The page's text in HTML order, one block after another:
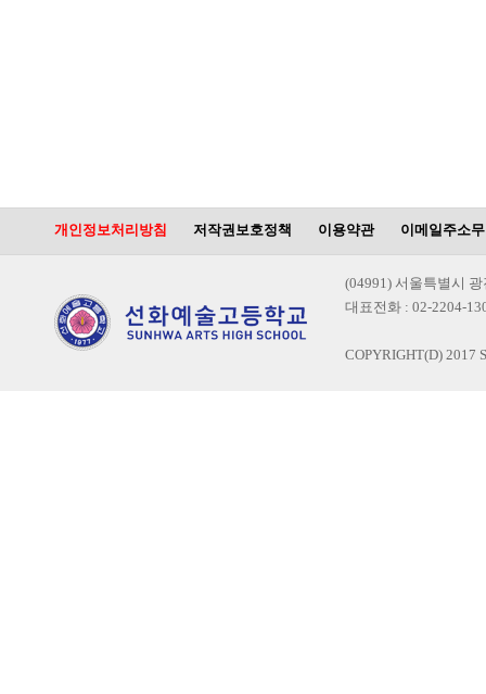
개인정보처리방침 저작권보호정책 이용약관 이메일주소
(04991) 서울특별시
대표전화 : 02-2204-
COPYRIGHT(D) 2017